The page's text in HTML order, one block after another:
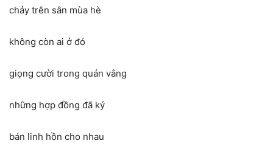
chảy trên sân mùa hè
không còn ai ở đó
giọng cười trong quán vắng
những hợp đồng đã ký
bán linh hồn cho nhau